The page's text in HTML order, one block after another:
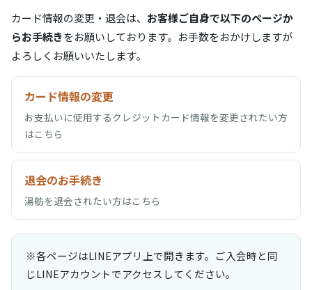
カード情報の変更・退会は、 お客様ご自身で以下のページか
らお手続きをお願いしております。お手数をおかけしますが
よろしくお願いいたします。
カード情報の変更
お支払いに使用するクレジットカード情報を変更されたい方
はこちら
退会のお手続き
湯舫を退会されたい方はこちら
※各ページはLINEアプリ上で開きます。ご入会時と同
じLINEアカウントでアクセスしてください。